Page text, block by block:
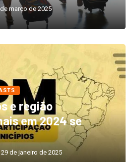
março de 2025
e região
em 2024 se
29 de janeiro de 2025